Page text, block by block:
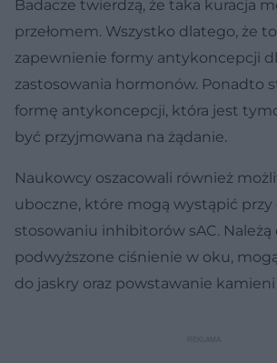
Badacze twierdzą, że taka kuracja
przełomem. Wszystko dlatego, że
zapewnienie formy antykoncepcji
zastosowania hormonów. Ponadto
formę antykoncepcji, która jest
być przyjmowana na żądanie.
Naukowcy oszacowali również
uboczne, które mogą wystąpić przy
stosowaniu inhibitorów sAC. Należą
podwyższone ciśnienie w oku,
do jaskry oraz powstawanie